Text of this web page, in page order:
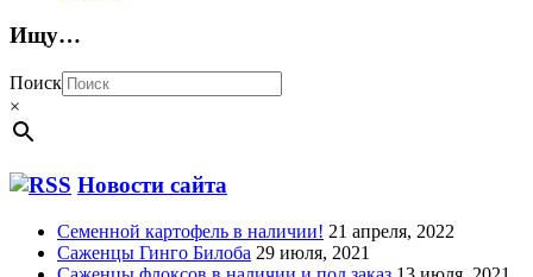
Ищу…
Поиск
×
Новости сайта
Семенной картофель в наличии! 21 апреля, 2022
Саженцы Гинго Билоба 29 июля, 2021